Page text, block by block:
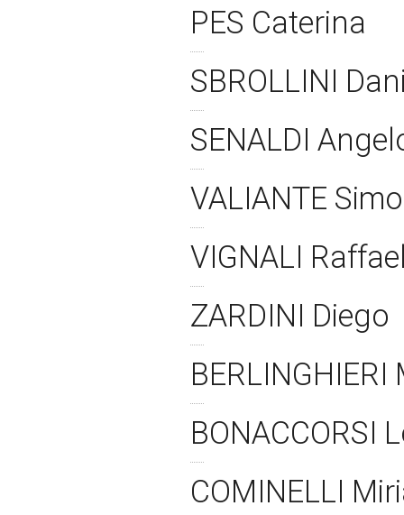
PES Caterina
SBROLLINI
SENALDI
VALIANTE
VIGNALI
ZARDINI Diego
BONACCORSI
COMINELLI